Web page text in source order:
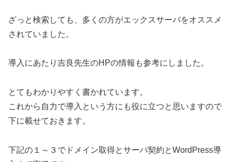
ざっと検索しても、多くの方がエックスサーバをオススメ
されていました。
導入にあたり吉良先生のHPの情報も参考にしました。
とてもわかりやすく書かれています。
これから自力で導入という方にも役に立つと思いますので
下に載せておきます。
下記の１～３でドメイン取得とサーバ契約とWordPress導